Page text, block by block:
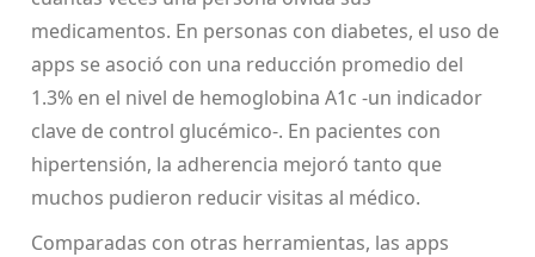
medicamentos. En personas con diabetes, el uso de
apps se asoció con una reducción promedio del
1.3% en el nivel de hemoglobina A1c -un indicador
clave de control glucémico-. En pacientes con
hipertensión, la adherencia mejoró tanto que
muchos pudieron reducir visitas al médico.
Comparadas con otras herramientas, las apps